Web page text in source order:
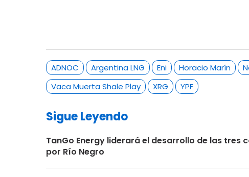
ADNOC Argentina LNG Eni Horacio Marín
Vaca Muerta Shale Play
XRG YPF
Sigue Leyendo
TanGo Energy liderará el desarrollo de las
por Río Negro